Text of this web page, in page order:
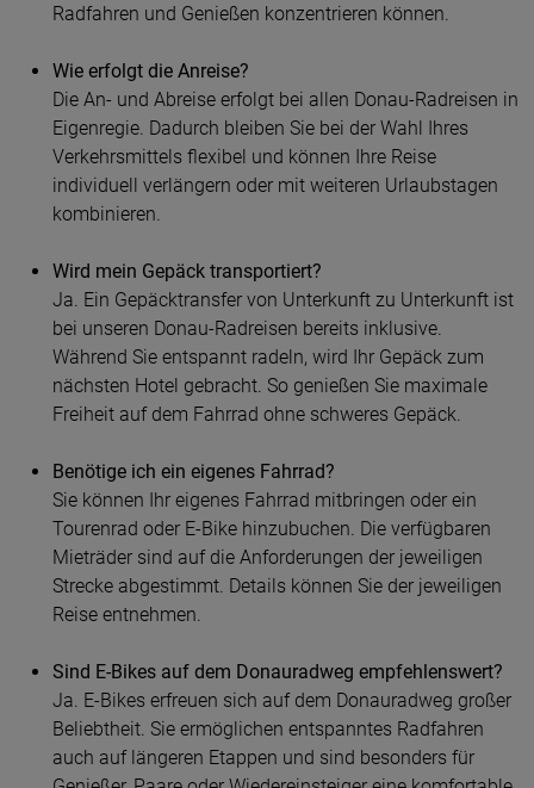
Radfahren und Genießen konzentrieren können.
Wie erfolgt die Anreise?
Die An- und Abreise erfolgt bei allen Donau-Radreisen in
Eigenregie. Dadurch bleiben Sie bei der Wahl Ihres
Verkehrsmittels flexibel und können Ihre Reise
individuell verlängern oder mit weiteren Urlaubstagen
kombinieren.
Wird mein Gepäck transportiert?
Ja. Ein Gepäcktransfer von Unterkunft zu Unterkunft ist
bei unseren Donau-Radreisen bereits inklusive.
Während Sie entspannt radeln, wird Ihr Gepäck zum
nächsten Hotel gebracht. So genießen Sie maximale
Freiheit auf dem Fahrrad ohne schweres Gepäck.
Benötige ich ein eigenes Fahrrad?
Sie können Ihr eigenes Fahrrad mitbringen oder ein
Tourenrad oder E-Bike hinzubuchen. Die verfügbaren
Mieträder sind auf die Anforderungen der jeweiligen
Strecke abgestimmt. Details können Sie der jeweiligen
Reise entnehmen.
Sind E-Bikes auf dem Donauradweg empfehlenswert?
Ja. E-Bikes erfreuen sich auf dem Donauradweg großer
Beliebtheit. Sie ermöglichen entspanntes Radfahren
auch auf längeren Etappen und sind besonders für